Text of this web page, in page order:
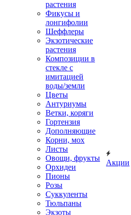
растения
Фикусы и
лонгифолии
Шеффлеры
Экзотические
растения
Композиции в
стекле с
имитацией
воды/земли
Цветы
Антуриумы
Ветки, коряги
Гортензия
Дополняющие
Корни, мох
Листы
Овощи, фрукты
Орхидеи
Пионы
Розы
Суккуленты
Тюльпаны
Экзоты
Акции